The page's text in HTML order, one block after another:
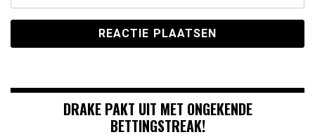
DRAKE PAKT UIT MET ONGEKENDE
BETTINGSTREAK!